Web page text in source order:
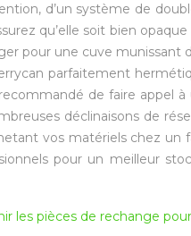
d’un système de
qu’elle soit bien
pour une cuve munissant
parfaitement
de faire appel à
déclinaisons de
vos matériels chez un
pour un meilleur
les pièces de rechange